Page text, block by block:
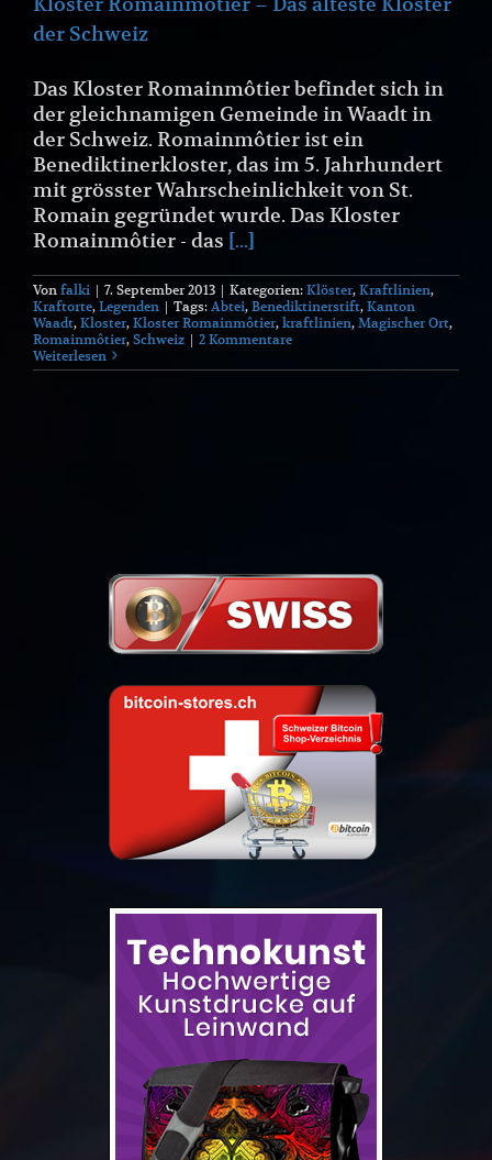
der Schweiz
Das Kloster Romainmôtier befindet sich in
der gleichnamigen Gemeinde in Waadt in
der Schweiz. Romainmôtier ist ein
Benediktinerkloster, das im 5. Jahrhundert
mit grösster Wahrscheinlichkeit von St.
Romain gegründet wurde. Das Kloster
Romainmôtier - das [...]
Von falki | 7. September 2013 | Kategorien: Klöster, Kraftlinien,
Kraftorte, Legenden | Tags: Abtei, Benediktinerstift, Kanton
Waadt, Kloster, Kloster Romainmôtier, kraftlinien, Magischer Ort,
Romainmôtier, Schweiz | 2 Kommentare
Weiterlesen